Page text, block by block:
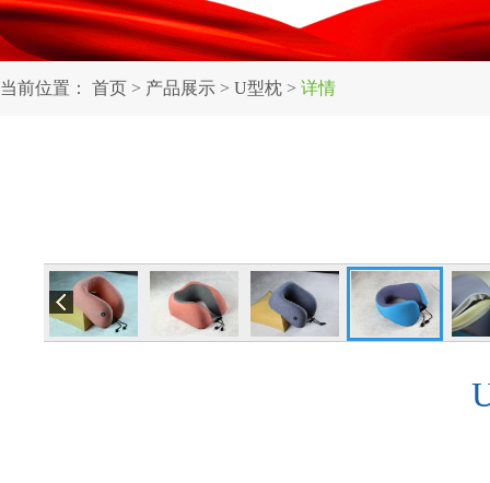
当前位置： 首页 > 产品展示 > U型枕 > 详情